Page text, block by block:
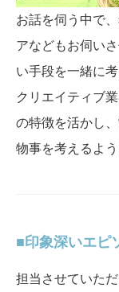
お話を伺う中で
アなどもお伺い
い手段を一緒に
クリエイティブ
の特徴を活かし
物事を考えるよ
印象深いエピ
担当させていた